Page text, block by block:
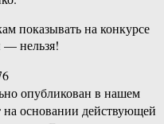
показывать на конкурсе
— нельзя!
опубликован в нашем
на основании действующей